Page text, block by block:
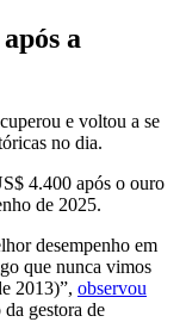
a
e voltou a se
no dia.
4.400 após o ouro
de 2025.
desempenho em
que nunca vimos
2013)”, observou
gestora de